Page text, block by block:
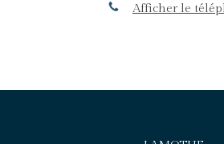
Afficher le